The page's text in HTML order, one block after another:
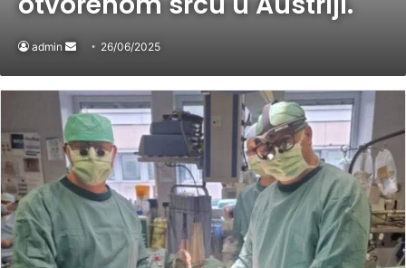
admin
Send
email
26/06/2025